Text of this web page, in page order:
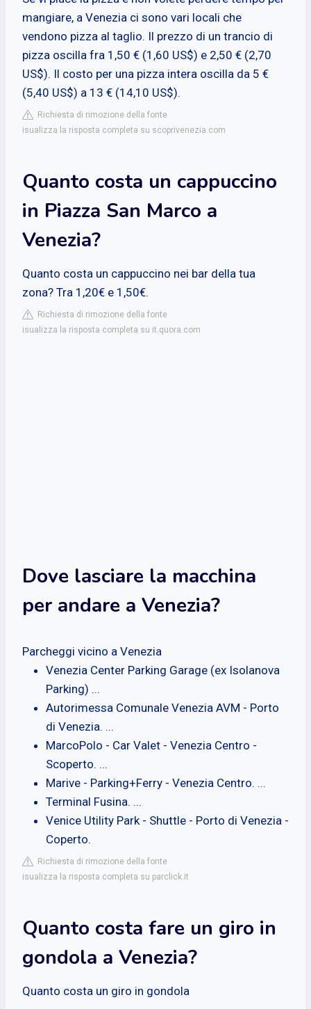
mangiare, a Venezia ci sono vari locali che
vendono pizza al taglio. Il prezzo di un trancio di
pizza oscilla fra 1,50 € (1,60 US$) e 2,50 € (2,70
US$). Il costo per una pizza intera oscilla da 5 €
(5,40 US$) a 13 € (14,10 US$).
Richiesta di rimozione della fonte
isualizza la risposta completa su scoprivenezia.com
Quanto costa un cappuccino
in Piazza San Marco a
Venezia?
Quanto costa un cappuccino nei bar della tua
zona? Tra 1,20€ e 1,50€.
Richiesta di rimozione della fonte
isualizza la risposta completa su it.quora.com
Dove lasciare la macchina
per andare a Venezia?
Parcheggi vicino a Venezia
Venezia Center Parking Garage (ex Isolanova
Parking) ...
Autorimessa Comunale Venezia AVM - Porto
di Venezia. ...
MarcoPolo - Car Valet - Venezia Centro -
Scoperto. ...
Marive - Parking+Ferry - Venezia Centro. ...
Terminal Fusina. ...
Venice Utility Park - Shuttle - Porto di Venezia -
Coperto.
Richiesta di rimozione della fonte
isualizza la risposta completa su parclick.it
Quanto costa fare un giro in
gondola a Venezia?
Quanto costa un giro in gondola